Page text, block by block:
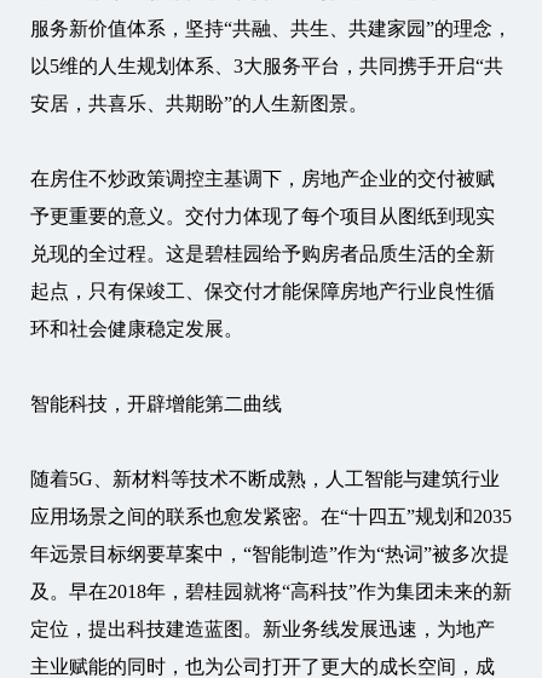
服务新价值体系，坚持“共融、共生、共建家园”的理念，
以5维的人生规划体系、3大服务平台，共同携手开启“共
安居，共喜乐、共期盼”的人生新图景。
在房住不炒政策调控主基调下，房地产企业的交付被赋
予更重要的意义。交付力体现了每个项目从图纸到现实
兑现的全过程。这是碧桂园给予购房者品质生活的全新
起点，只有保竣工、保交付才能保障房地产行业良性循
环和社会健康稳定发展。
智能科技，开辟增能第二曲线
随着5G、新材料等技术不断成熟，人工智能与建筑行业
应用场景之间的联系也愈发紧密。在“十四五”规划和2035
年远景目标纲要草案中，“智能制造”作为“热词”被多次提
及。早在2018年，碧桂园就将“高科技”作为集团未来的新
定位，提出科技建造蓝图。新业务线发展迅速，为地产
主业赋能的同时，也为公司打开了更大的成长空间，成